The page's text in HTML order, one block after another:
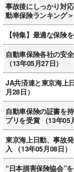
事故後にしっかり対
動車保険ランキング＞
【特集】最適な保
自動車保険各社の安
（13年05月27日）
JA共済連と東京海上
月28日）
自動車保険の証書を
プリを受賞 （13年05
東京海上日動、事故
入 （13年05月08日）
“日本損害保険協会”